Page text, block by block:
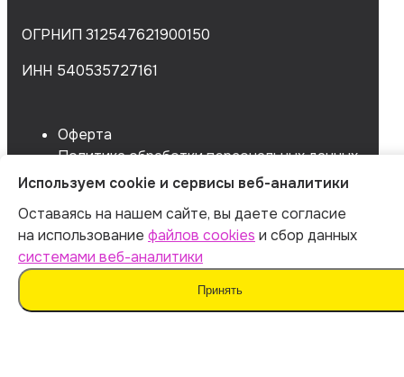
ОГРНИП 312547621900150
ИНН 540535727161
Оферта
Политика обработки персональных данных
Согласие на обработку данных
Используем cookie и сервисы веб-аналитики
Оставаясь на нашем сайте, вы даете согласие
на использование файлов cookies и сбор данных
системами веб-аналитики
Принять